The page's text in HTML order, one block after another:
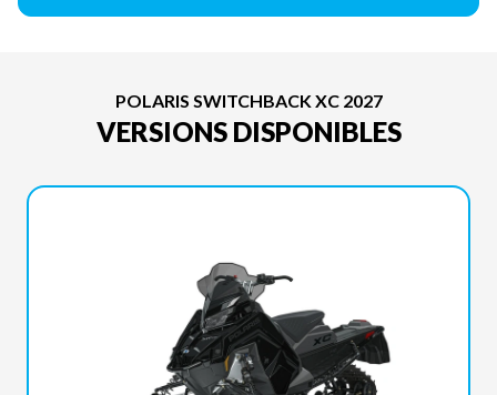
POLARIS SWITCHBACK XC 2027
VERSIONS DISPONIBLES